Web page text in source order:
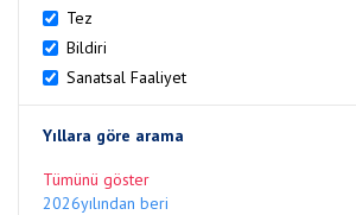
Tez
Bildiri
Sanatsal Faaliyet
Yıllara göre arama
Tümünü göster
2026yılından beri